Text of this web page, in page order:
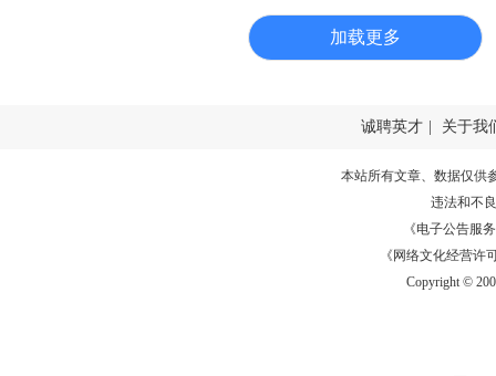
加载更多
诚聘英才 关于我
本站所有文章、数据仅供
违法和不
《电子公告服务
《网络文化经营许
Copyright ©